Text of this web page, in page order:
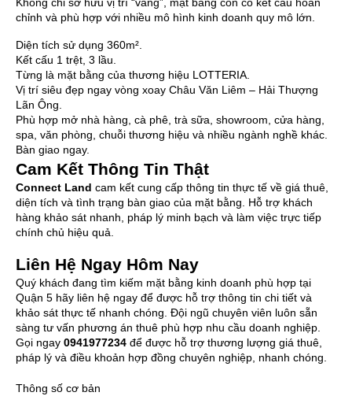
Không chỉ sở hữu vị trí “vàng”, mặt bằng còn có kết cấu hoàn
chỉnh và phù hợp với nhiều mô hình kinh doanh quy mô lớn.
Diện tích sử dụng 360m².
Kết cấu 1 trệt, 3 lầu.
Từng là mặt bằng của thương hiệu LOTTERIA.
Vị trí siêu đẹp ngay vòng xoay Châu Văn Liêm – Hải Thượng
Lãn Ông.
Phù hợp mở nhà hàng, cà phê, trà sữa, showroom, cửa hàng,
spa, văn phòng, chuỗi thương hiệu và nhiều ngành nghề khác.
Bàn giao ngay.
Cam Kết Thông Tin Thật
Connect Land cam kết cung cấp thông tin thực tế về giá thuê,
diện tích và tình trạng bàn giao của mặt bằng. Hỗ trợ khách
hàng khảo sát nhanh, pháp lý minh bạch và làm việc trực tiếp
chính chủ hiệu quả.
Liên Hệ Ngay Hôm Nay
Quý khách đang tìm kiếm mặt bằng kinh doanh phù hợp tại
Quận 5 hãy liên hệ ngay để được hỗ trợ thông tin chi tiết và
khảo sát thực tế nhanh chóng. Đội ngũ chuyên viên luôn sẵn
sàng tư vấn phương án thuê phù hợp nhu cầu doanh nghiệp.
Gọi ngay 0941977234 để được hỗ trợ thương lượng giá thuê,
pháp lý và điều khoản hợp đồng chuyên nghiệp, nhanh chóng.
Thông số cơ bản